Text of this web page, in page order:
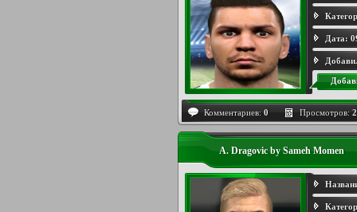
Дата:
Комментариев: 0 Просмотров:
A. Dragovic by Sameh Momen